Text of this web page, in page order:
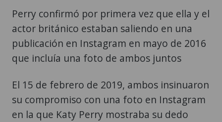
Perry confirmó por primera vez que ella y el
actor británico estaban saliendo en una
publicación en Instagram en mayo de 2016
que incluía una foto de ambos juntos
El 15 de febrero de 2019, ambos insinuaron
su compromiso con una foto en Instagram
en la que Katy Perry mostraba su dedo